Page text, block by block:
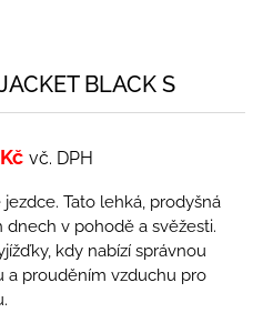
BLACK S
Kč vč. DPH
Tato lehká, prodyšná
dnech v pohodě a svěžesti.
kdy nabízí správnou
a prouděním vzduchu pro